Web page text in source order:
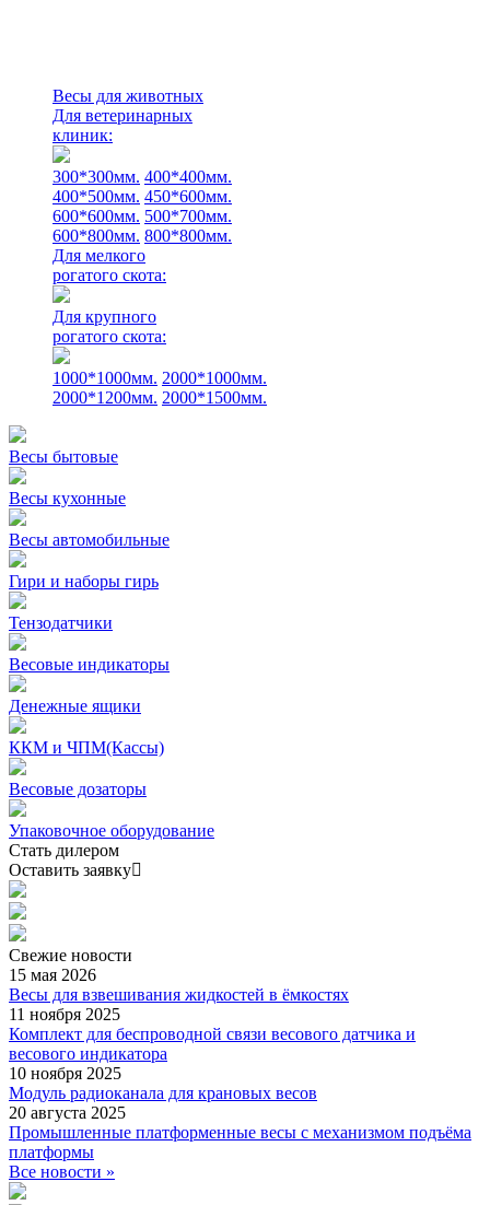
Весы для животных
Для ветеринарных
клиник:
300*300мм. 400*400мм.
400*500мм. 450*600мм.
600*600мм. 500*700мм.
600*800мм. 800*800мм.
Для мелкого
рогатого скота:
Для крупного
рогатого скота:
1000*1000мм. 2000*1000мм.
2000*1200мм. 2000*1500мм.
Весы бытовые
Весы кухонные
Весы автомобильные
Гири и наборы гирь
Тензодатчики
Весовые индикаторы
Денежные ящики
ККМ и ЧПМ(Кассы)
Весовые дозаторы
Упаковочное оборудование
Стать дилером
Оставить заявку
Свежие новости
15 мая 2026
Весы для взвешивания жидкостей в ёмкостях
11 ноября 2025
Комплект для беспроводной связи весового датчика и
весового индикатора
10 ноября 2025
Модуль радиоканала для крановых весов
20 августа 2025
Промышленные платформенные весы с механизмом подъёма
платформы
Все новости »